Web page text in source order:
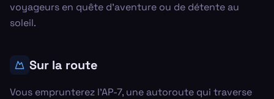
voyageurs en quête d'aventure ou de détente au
soleil.
Sur la route
Vous emprunterez l'AP-7, une autoroute qui traverse